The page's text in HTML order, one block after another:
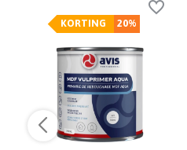
20%
KORTING